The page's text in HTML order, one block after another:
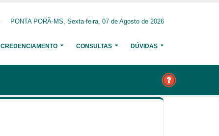
PONTA PORÃ-MS, Sexta-feira, 07 de Agosto de 2026
CREDENCIAMENTO CONSULTAS DÚVIDAS